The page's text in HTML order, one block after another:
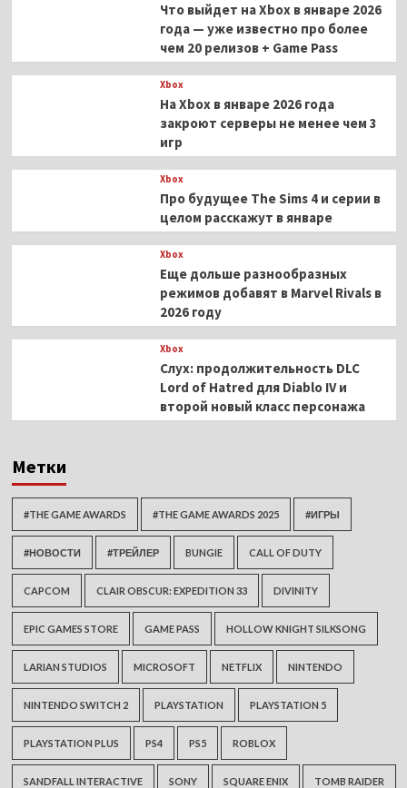
Что выйдет на Xbox в январе 2026
года — уже известно про более
чем 20 релизов + Game Pass
Xbox
На Xbox в январе 2026 года
закроют серверы не менее чем 3
игр
Xbox
Про будущее The Sims 4 и серии в
целом расскажут в январе
Xbox
Еще дольше разнообразных
режимов добавят в Marvel Rivals в
2026 году
Xbox
Слух: продолжительность DLC
Lord of Hatred для Diablo IV и
второй новый класс персонажа
Метки
#THE GAME AWARDS #THE GAME AWARDS 2025 #ИГРЫ
#НОВОСТИ #ТРЕЙЛЕР BUNGIE CALL OF DUTY
CAPCOM CLAIR OBSCUR: EXPEDITION 33 DIVINITY
EPIC GAMES STORE GAME PASS HOLLOW KNIGHT SILKSONG
LARIAN STUDIOS MICROSOFT NETFLIX NINTENDO
NINTENDO SWITCH 2 PLAYSTATION PLAYSTATION 5
PLAYSTATION PLUS PS4 PS5 ROBLOX
SANDFALL INTERACTIVE SONY SQUARE ENIX TOMB RAIDER